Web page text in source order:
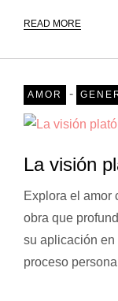
READ MORE
AMOR -
La visión
Explora el amor
obra que
su aplicación en
proceso